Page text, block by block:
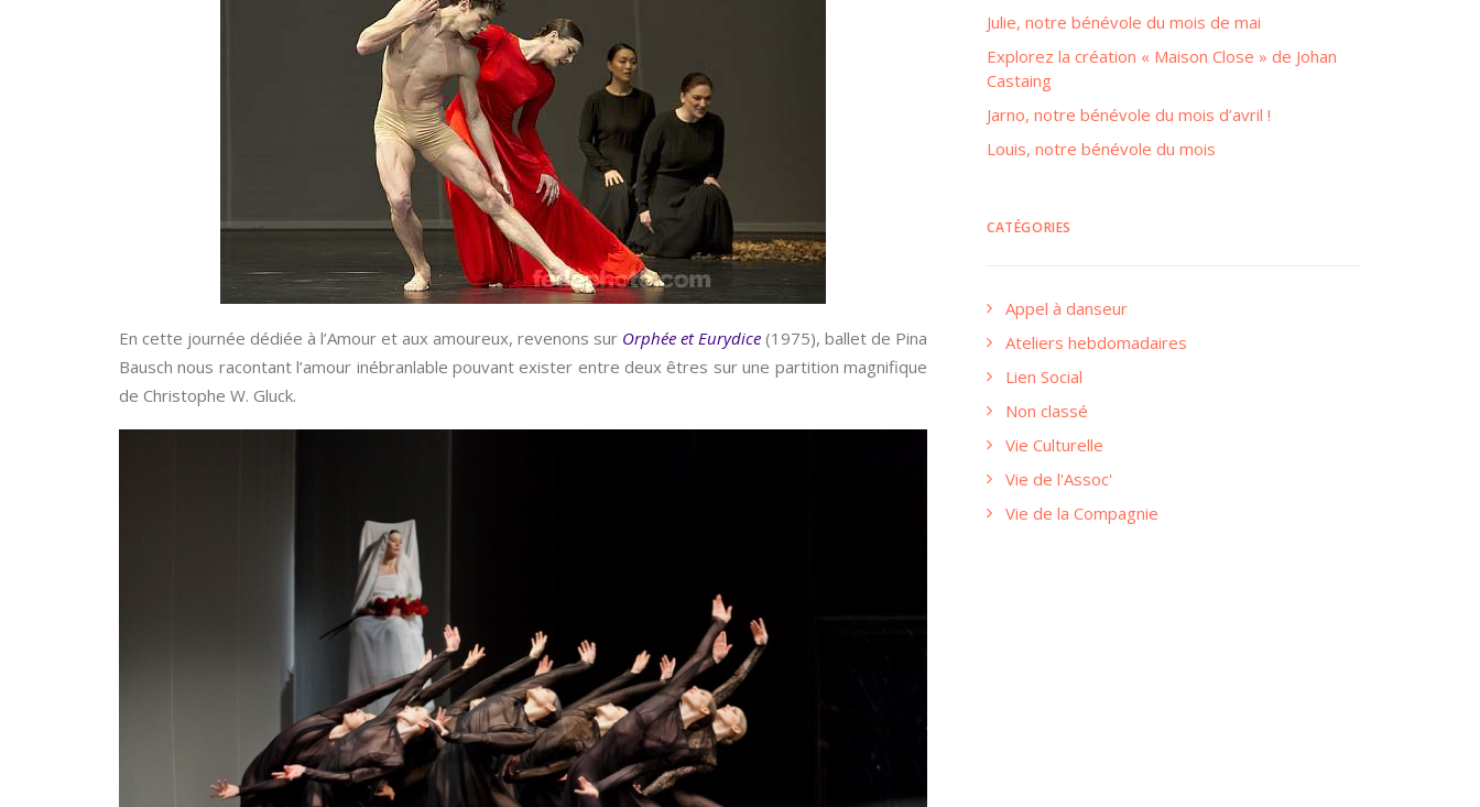
En cette journée dédiée à l’Amour et aux amoureux, revenons sur Orphée et Eurydice (1975), ballet de Pina
Bausch nous racontant l’amour inébranlable pouvant exister entre deux êtres sur une partition magnifique
de Christophe W. Gluck.
Julie, notre bénévole du mois de mai
Explorez la création « Maison Close » de Johan
Castaing
Jarno, notre bénévole du mois d’avril !
Louis, notre bénévole du mois
CATÉGORIES
Appel à danseur
Ateliers hebdomadaires
Lien Social
Non classé
Vie Culturelle
Vie de l'Assoc'
Vie de la Compagnie